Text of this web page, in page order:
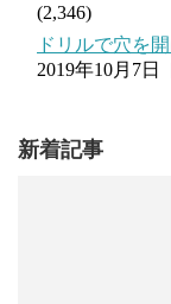
(2,346)
ドリルで穴を
2019年10月7日
新着記事